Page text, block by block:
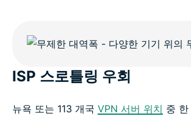
ISP 스로틀링 우회
뉴욕 또는 113 개국 VPN 서버 위치 중